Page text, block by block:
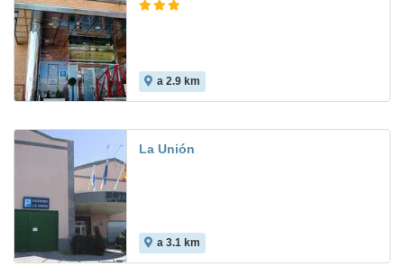
a 2.9 km
La Unión
a 3.1 km